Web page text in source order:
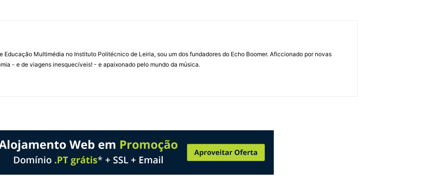
Educação Multimédia no Instituto Politécnico de Leiria, sou um dos fundadores do Echo Boomer. Aficcionado por novas
- e de viagens inesquecíveis! - e apaixonado pelo mundo da música.